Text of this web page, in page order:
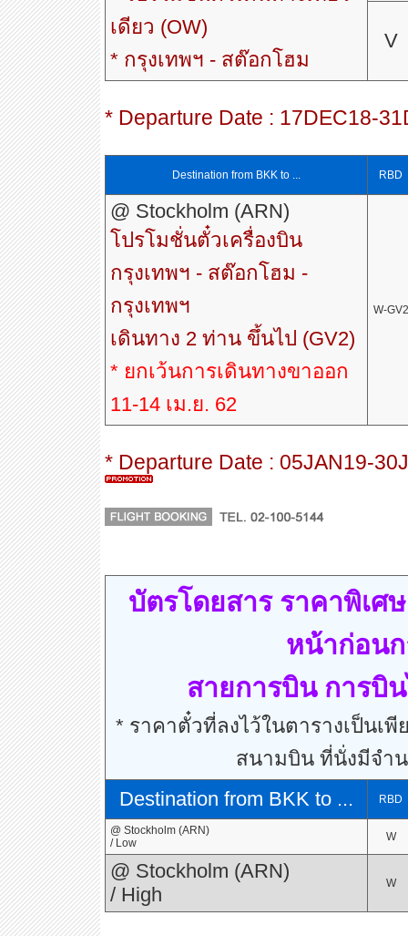
เดียว (OW)
* กรุงเทพฯ - สต๊อกโฮม
V
* Departure Date : 17DEC18-
Destination from BKK to ... RBD
@ Stockholm (ARN)
โปรโมชั่นตั๋วเครื่องบิน
กรุงเทพฯ - สต๊อกโฮม -
กรุงเทพฯ
เดินทาง 2 ท่าน ขึ้นไป (GV2)
* ยกเว้นการเดินทางขาออก
11-14 เม.ย. 62
W-GV2
* Departure Date : 05JAN19-
บัตรโดยสาร ราคาพิเศ
หน้าก่อนก
สายการบิน การบิ
* ราคาตั๋วที่ลงไว้ในตารางเป็นเ
สนามบิน ที่นั่งมีจำ
Destination from BKK to ...
RBD
@ Stockholm (ARN)
/ Low
W
@ Stockholm (ARN)
/ High
W